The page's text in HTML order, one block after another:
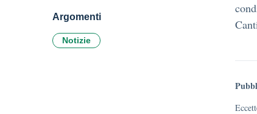
Argomenti
Notizie